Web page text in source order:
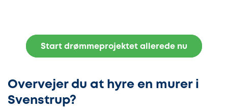
Start drømmeprojektet allerede nu
Overvejer du at hyre en murer i
Svenstrup?